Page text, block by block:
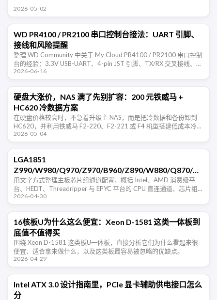
2026-05-02
WD PR4100 / PR2100 串口控制台接法：UART 引脚、
接线和风险提醒
整理 WD Community 中关于 My Cloud PR4100 / PR2100 串口控制
台的经验：3.3V USB-UART、4-pin JST 引脚、TX/RX 交叉接线、
115200 …
2026-06-16
硬盘大涨价，NAS 满了先别扩容：200 元铁威马 +
HC620 冷数据方案
在硬盘价格较高时，不急着升级主 NAS，而是把冷数据和备份卸到
HC620，并利用铁威马 F2-220、F2-221 或 F4 机型搭建低成本冷数
据节点。
2026-05-04
LGA1851
Z990/W980/Q970/Z970/B960/Z890/W880/Q870/B860/
主板通道资料
用文字方式整理主板芯片组通道配置，概括 Intel、AMD 消费级平
台、HEDT、Threadripper 与 EPYC 平台的 CPU 直连通道、芯片组
扩展通道和常见 I/O 组成。
2026-04-30
16核板U为什么这么便宜：Xeon D-1581 这类一体板到
底值不值得买
围绕 Xeon D-1581 这类板U一体板，直接分析它们为什么看起来很
便宜、适合拿来做什么，以及这类板最容易被忽略的优缺点。
2026-04-29
Intel ATX 3.0 设计指南里，PCIe 显卡辅助供电接口怎么
分